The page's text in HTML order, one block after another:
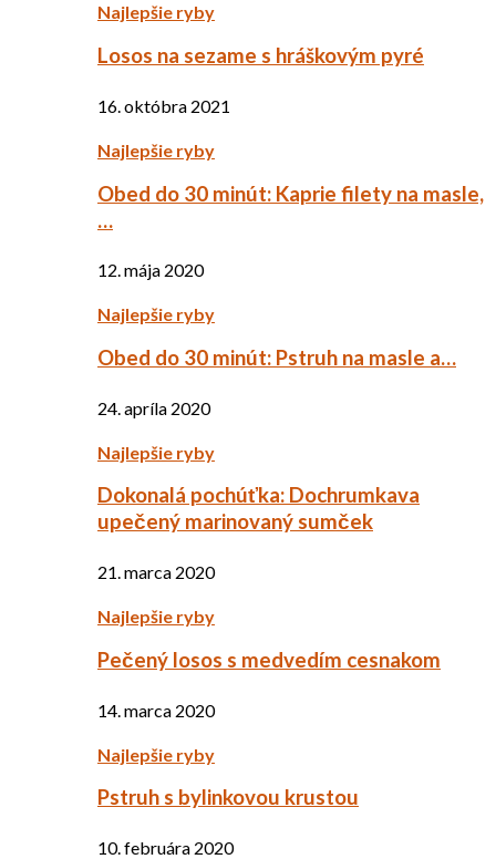
Najlepšie ryby
Losos na sezame s hráškovým pyré
16. októbra 2021
Najlepšie ryby
Obed do 30 minút: Kaprie filety na masle,
…
12. mája 2020
Najlepšie ryby
Obed do 30 minút: Pstruh na masle a…
24. apríla 2020
Najlepšie ryby
Dokonalá pochúťka: Dochrumkava
upečený marinovaný sumček
21. marca 2020
Najlepšie ryby
Pečený losos s medvedím cesnakom
14. marca 2020
Najlepšie ryby
Pstruh s bylinkovou krustou
10. februára 2020